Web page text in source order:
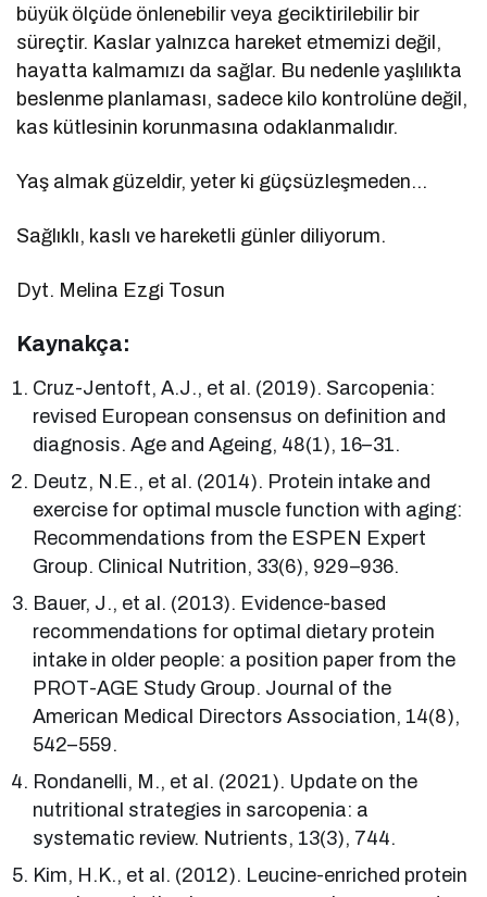
büyük ölçüde önlenebilir veya geciktirilebilir bir
süreçtir. Kaslar yalnızca hareket etmemizi değil,
hayatta kalmamızı da sağlar. Bu nedenle yaşlılıkta
beslenme planlaması, sadece kilo kontrolüne değil,
kas kütlesinin korunmasına odaklanmalıdır.
Yaş almak güzeldir, yeter ki güçsüzleşmeden…
Sağlıklı, kaslı ve hareketli günler diliyorum.
Dyt. Melina Ezgi Tosun
Kaynakça:
Cruz-Jentoft, A.J., et al. (2019). Sarcopenia:
revised European consensus on definition and
diagnosis. Age and Ageing, 48(1), 16–31.
Deutz, N.E., et al. (2014). Protein intake and
exercise for optimal muscle function with aging:
Recommendations from the ESPEN Expert
Group. Clinical Nutrition, 33(6), 929–936.
Bauer, J., et al. (2013). Evidence-based
recommendations for optimal dietary protein
intake in older people: a position paper from the
PROT-AGE Study Group. Journal of the
American Medical Directors Association, 14(8),
542–559.
Rondanelli, M., et al. (2021). Update on the
nutritional strategies in sarcopenia: a
systematic review. Nutrients, 13(3), 744.
Kim, H.K., et al. (2012). Leucine-enriched protein